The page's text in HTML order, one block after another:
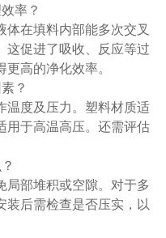
率？
体在填料内部能多次交叉
这促进了吸收、反应等过
高的净化效率。
？
温度及压力。塑料材质适
用于高温高压。还需评估
局部堆积或空隙。对于多
装后需检查是否压实，以